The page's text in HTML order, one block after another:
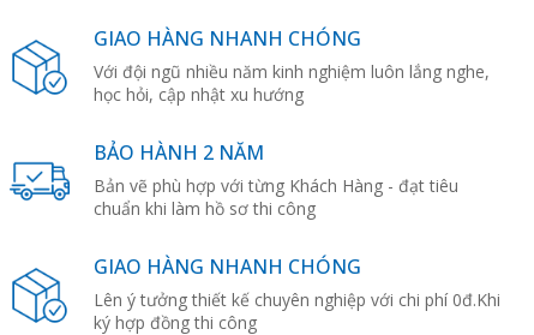
GIAO HÀNG NHANH CHÓNG
Với đội ngũ nhiều năm kinh nghiệm luôn lắng nghe,
học hỏi, cập nhật xu hướng
BẢO HÀNH 2 NĂM
Bản vẽ phù hợp với từng Khách Hàng - đạt tiêu
chuẩn khi làm hồ sơ thi công
GIAO HÀNG NHANH CHÓNG
Lên ý tưởng thiết kế chuyên nghiệp với chi phí 0đ.Khi
ký hợp đồng thi công